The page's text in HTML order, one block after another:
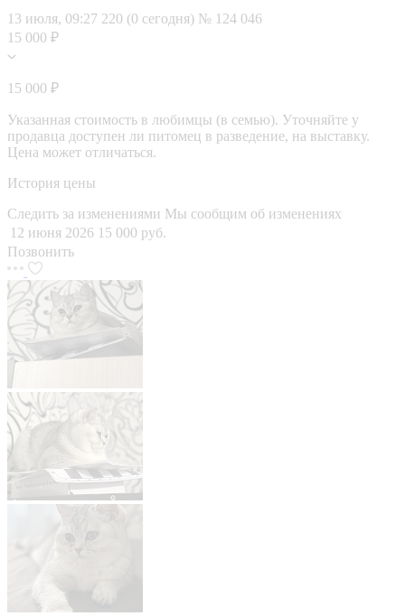
13 июля, 09:27 220 (0 сегодня) № 124 046
15 000 ₽
15 000 ₽
Указанная стоимость в любимцы (в семью). Уточняйте у
продавца доступен ли питомец в разведение, на выставку.
Цена может отличаться.
История цены
Следить за изменениями Мы сообщим об изменениях
12 июня 2026 15 000 руб.
Позвонить